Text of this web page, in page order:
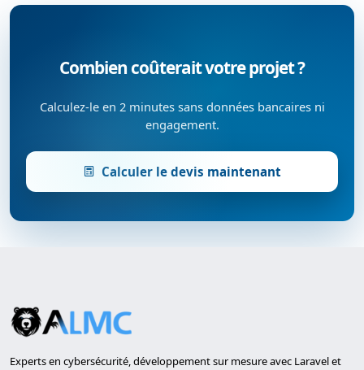
Combien coûterait votre projet ?
Calculez-le en 2 minutes sans données bancaires ni
engagement.
Calculer le devis maintenant
Experts en cybersécurité, développement sur mesure avec Laravel et